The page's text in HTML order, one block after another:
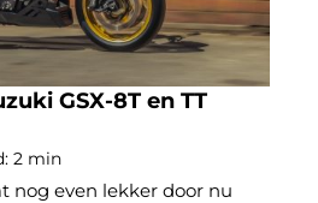
GSX-8T en TT
2 min
nog even lekker door nu